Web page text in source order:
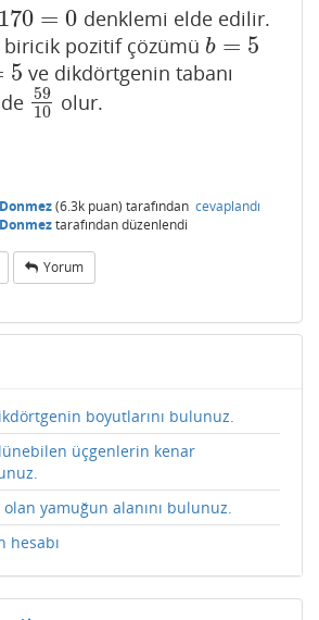
170 = 0
=0
denklemi elde edilir.
pozitif çözümü b = 5
b =5
5 ve dikdörtgenin tabanı
59
10
5910olur.
(6.3k puan) tarafından cevaplandı
tarafındandüzenlendi
Yorum
boyutlarını bulunuz.
üçgenlerin kenar
yamuğun alanını bulunuz.
hesabı